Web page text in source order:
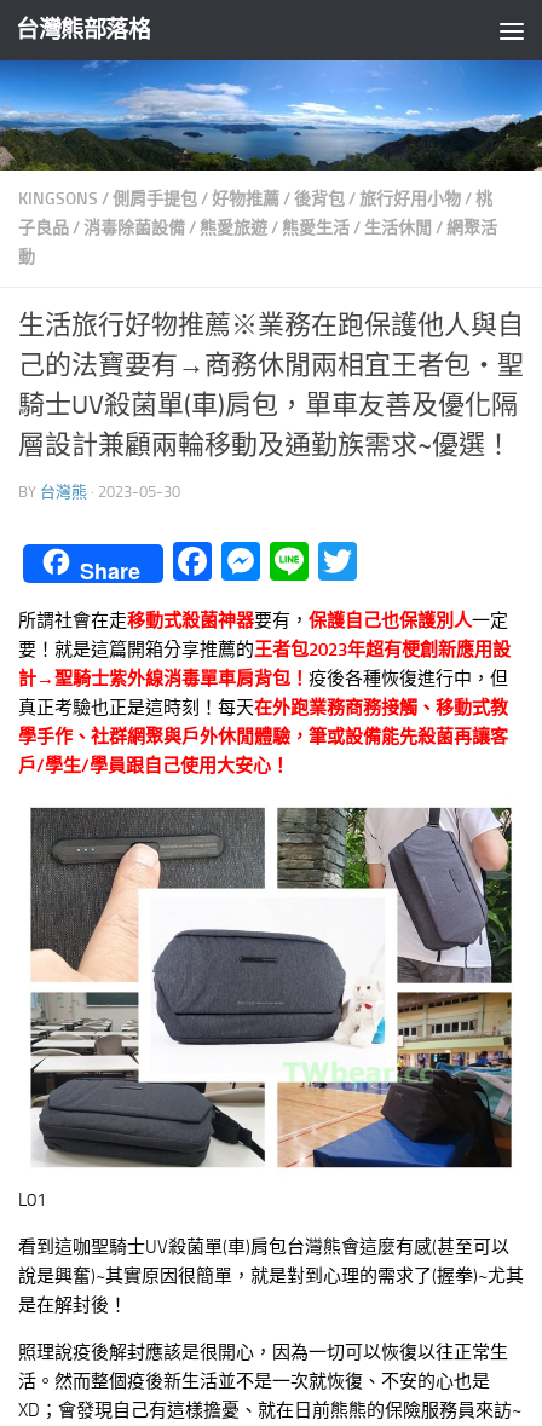
Skip to content
台灣熊部落格
KINGSONS /側肩手提包/好物推薦/後背包/旅行好用小物/桃
子良品/消毒除菌設備/ 熊愛旅遊/ 熊愛生活/ 生活休閒 /網聚活
動
生活旅行好物推薦※業務在跑保護他人與自
己的法寶要有→商務休閒兩相宜王者包‧聖
騎士UV殺菌單(車)肩包，單車友善及優化隔
層設計兼顧兩輪移動及通勤族需求~優選！
BY 台灣熊 · 2023-05-30
Share Facebook
Messenger
Line
所謂社會在走移動式殺菌神器要有， 保護自己也保護別人一定
要！就是這篇開箱分享推薦的王者包2023年超有梗創新應用設
計→聖騎士紫外線消毒單車肩背包！ 疫後各種恢復進行中，但
真正考驗也正是這時刻！每天在外跑業務商務接觸、移動式教
學手作、社群網聚與戶外休閒體驗，筆或設備能先殺菌再讓客
戶/學生/學員跟自己使用大安心！
L01
看到這咖聖騎士UV殺菌單(車)肩包台灣熊會這麼有感(甚至可以
說是興奮)~其實原因很簡單，就是對到心理的需求了(握拳)~尤其
是在解封後！
照理說疫後解封應該是很開心，因為一切可以恢復以往正常生
活。然而整個疫後新生活並不是一次就恢復、不安的心也是
XD；會發現自己有這樣擔憂、就在日前熊熊的保險服務員來訪~